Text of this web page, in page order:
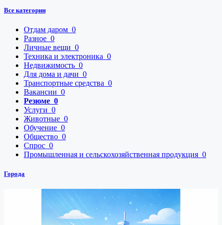
Все категории
Отдам даром 0
Разное 0
Личные вещи 0
Техника и электроника 0
Недвижимость 0
Для дома и дачи 0
Транспортные средства 0
Вакансии 0
Резюме 0
Услуги 0
Животные 0
Обучение 0
Общество 0
Спрос 0
Промышленная и сельскохозяйственная продукция 0
Города